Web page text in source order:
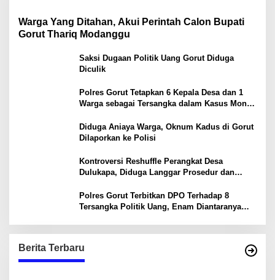
Warga Yang Ditahan, Akui Perintah Calon Bupati
Gorut Thariq Modanggu
Saksi Dugaan Politik Uang Gorut Diduga
Diculik
Polres Gorut Tetapkan 6 Kepala Desa dan 1
Warga sebagai Tersangka dalam Kasus Money
Diduga Aniaya Warga, Oknum Kadus di Gorut
Dilaporkan ke Polisi
Kontroversi Reshuffle Perangkat Desa
Dulukapa, Diduga Langgar Prosedur dan
Polres Gorut Terbitkan DPO Terhadap 8
Tersangka Politik Uang, Enam Diantaranya
Berita Terbaru